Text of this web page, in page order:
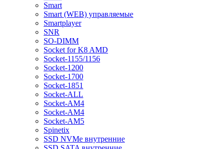
Smart
Smart (WEB) управляемые
Smartplayer
SNR
SO-DIMM
Socket for K8 AMD
Socket-1155/1156
Socket-1200
Socket-1700
Socket-1851
Socket-ALL
Socket-AM4
Socket-AM4
Socket-AM5
Spinetix
SSD NVMe внутренние